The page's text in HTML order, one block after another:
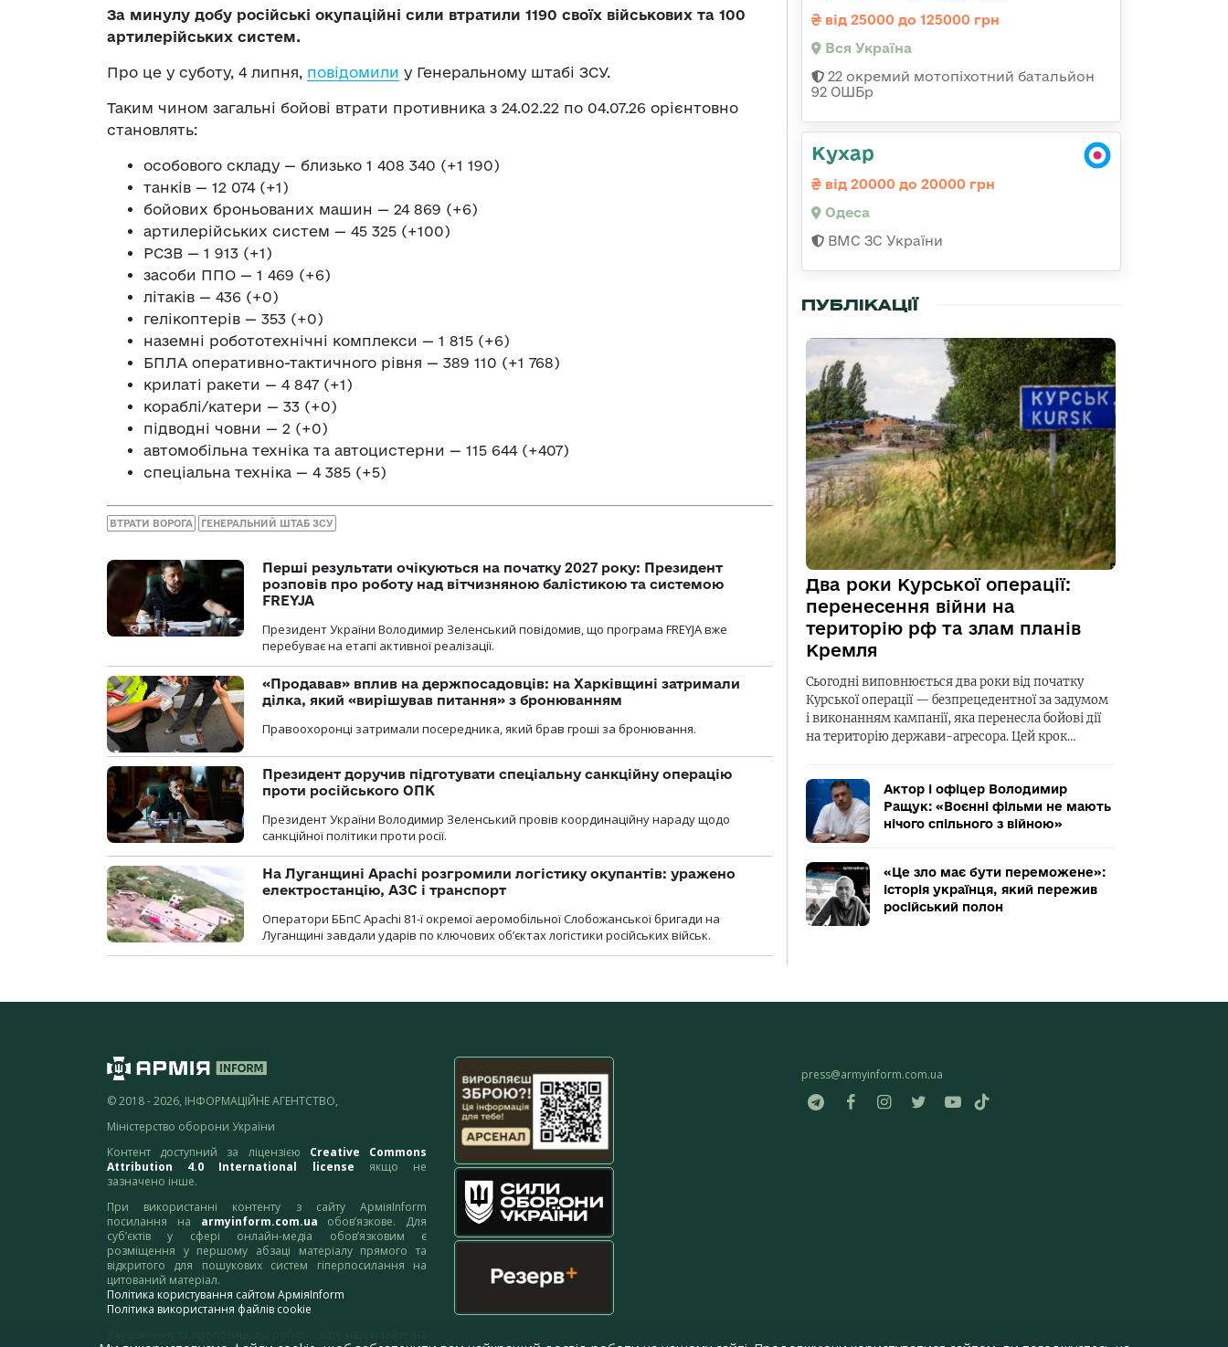
За минулу добу російські окупаційні сили втратили 1190 своїх військових та 100
артилерійських систем.
Про це у суботу, 4 липня, повідомили у Генеральному штабі ЗСУ.
Таким чином загальні бойові втрати противника з 24.02.22 по 04.07.26 орієнтовно
становлять:
особового складу — близько 1 408 340 (+1 190)
танків — 12 074 (+1)
бойових броньованих машин — 24 869 (+6)
артилерійських систем — 45 325 (+100)
РСЗВ — 1 913 (+1)
засоби ППО — 1 469 (+6)
літаків — 436 (+0)
гелікоптерів — 353 (+0)
наземні робототехнічні комплекси — 1 815 (+6)
БПЛА оперативно-тактичного рівня — 389 110 (+1 768)
крилаті ракети — 4 847 (+1)
кораблі/катери — 33 (+0)
підводні човни — 2 (+0)
автомобільна техніка та автоцистерни — 115 644 (+407)
спеціальна техніка — 4 385 (+5)
ВТРАТИ ВОРОГА ГЕНЕРАЛЬНИЙ ШТАБ ЗСУ
Перші результати очікуються на початку 2027 року: Президент
розповів про роботу над вітчизняною балістикою та системою
FREYJA
Президент України Володимир Зеленський повідомив, що програма FREYJA вже
перебуває на етапі активної реалізації.
«Продавав» вплив на держпосадовців: на Харківщині затримали
ділка, який «вирішував питання» з бронюванням
Правоохоронці затримали посередника, який брав гроші за бронювання.
Президент доручив підготувати спеціальну санкційну операцію
проти російського ОПК
Президент України Володимир Зеленський провів координаційну нараду щодо
санкційної політики проти росії.
На Луганщині Apachi розгромили логістику окупантів: уражено
електростанцію, АЗС і транспорт
Оператори ББпС Apachi 81-ї окремої аеромобільної Слобожанської бригади на
Луганщині завдали ударів по ключових об’єктах логістики російських військ.
від 25000 до 125000 грн
Вся Україна
22 окремий мотопіхотний батальйон
92 ОШБр
Кухар
від 20000 до 20000 грн
Одеса
ВМС ЗС України
ПУБЛІКАЦІЇ
Два роки Курської операції:
перенесення війни на
територію рф та злам планів
Кремля
Сьогодні виповнюється два роки від початку
Курської операції — безпрецедентної за задумом
і виконанням кампанії, яка перенесла бойові дії
на територію держави-агресора. Цей крок…
Актор і офіцер Володимир
Ращук: «Воєнні фільми не мають
нічого спільного з війною»
«Це зло має бути переможене»:
історія українця, який пережив
російський полон
© 2018 - 2026, ІНФОРМАЦІЙНЕ АГЕНТСТВО,
Міністерство оборони України
Контент доступний за ліцензією Creative Commons
Attribution 4.0 International license якщо не
зазначено інше.
При використанні контенту з сайту АрміяInform
посилання на armyinform.com.ua обов’язкове. Для
суб’єктів у сфері онлайн-медіа обов’язковим є
розміщення у першому абзаці матеріалу прямого та
відкритого для пошукових систем гіперпосилання на
цитований матеріал.
Політика користування сайтом АрміяInform
Політика використання файлів cookie
press@armyinform.com.ua